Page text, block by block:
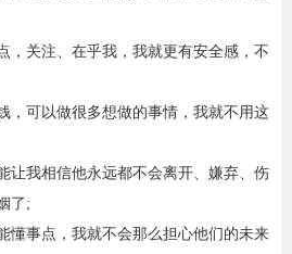
，关注、在乎我，我就更有安全感，不
，可以做很多想做的事情，我就不用这
让我相信他永远都不会离开、嫌弃、伤
了;
懂事点，我就不会那么担心他们的未来